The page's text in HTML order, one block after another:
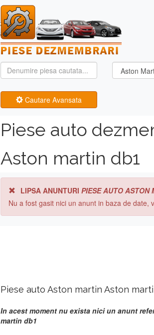
Cautare Avansata
Piese auto
Aston martin db1
LIPSA ANUNTURI PIESE AUTO ASTON
Nu a fost gasit nici un anunt in baza de date,
Piese auto Aston martin Aston
In acest moment nu exista nici un anunt
martin db1